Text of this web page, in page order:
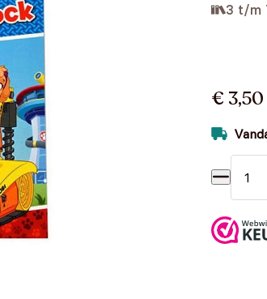
3 t/m
€ 3,50
Paw